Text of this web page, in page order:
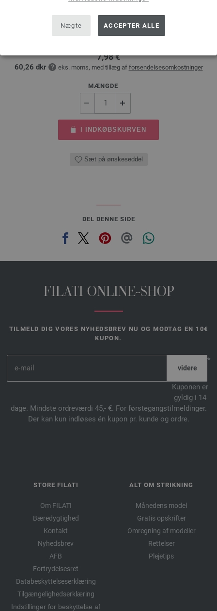
Nægte ACCEPTER ALLE
7,98 €
60,26 dkr eks. moms, med tillæg af forsendelsesomkostninger
MÆNGDE
I INDKØBSKURVEN
Sæt på ønskeseddel
DEL DENNE SIDE
FILATI ONLINE-SHOP
TILMELD DIG VORES NYHEDSBREV NU OG MODTAG EN 10€
KUPON.
*
Kuponen er
gyldig i 14
dage. Mindste ordreværdi 45,- €. For førstegangstilmeldinger.
Der kan kun indløses én kupon pr. kunde og ordre.
STORE FILATI
Om FILATI
Bæredygtighed
Kontakt
Nyhedsbrev
AFB
Fortrydelsesret
Databeskyttelseserklæring
Tilgængelighedserklæring
Indstillinger for beskyttelse af
ALT OM STRIKNING
Månedens model
Gratis opskrifter
Omregning af modeller
Rettelser
Plejetips